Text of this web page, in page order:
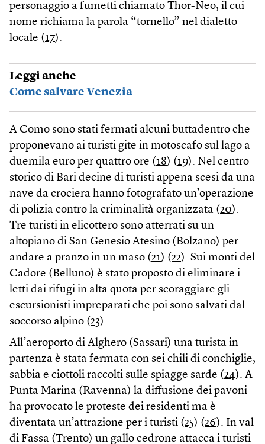
personaggio a fumetti chiamato Thor-Neo, il cui
nome richiama la parola “tornello” nel dialetto
locale (17).
Leggi anche
Come salvare Venezia
A Como sono stati fermati alcuni buttadentro che
proponevano ai turisti gite in motoscafo sul lago a
duemila euro per quattro ore (18) (19). Nel centro
storico di Bari decine di turisti appena scesi da una
nave da crociera hanno fotografato un’operazione
di polizia contro la criminalità organizzata (20).
Tre turisti in elicottero sono atterrati su un
altopiano di San Genesio Atesino (Bolzano) per
andare a pranzo in un maso (21) (22). Sui monti del
Cadore (Belluno) è stato proposto di eliminare i
letti dai rifugi in alta quota per scoraggiare gli
escursionisti impreparati che poi sono salvati dal
soccorso alpino (23).
All’aeroporto di Alghero (Sassari) una turista in
partenza è stata fermata con sei chili di conchiglie,
sabbia e ciottoli raccolti sulle spiagge sarde (24). A
Punta Marina (Ravenna) la diffusione dei pavoni
ha provocato le proteste dei residenti ma è
diventata un’attrazione per i turisti (25) (26). In val
di Fassa (Trento) un gallo cedrone attacca i turisti